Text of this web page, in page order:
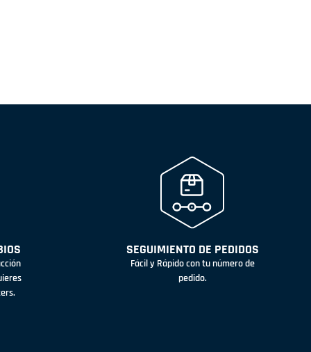
SEGUIMIENTO DE PEDIDOS
Fácil y Rápido con tu número de
pedido.